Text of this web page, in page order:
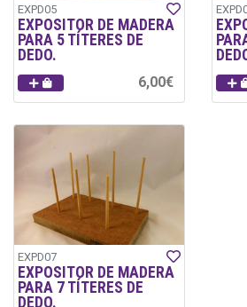
EXPD05
EXPOSITOR DE MADERA
PARA 5 TÍTERES DE
DEDO.
6,00€
EXPD07
EXPOSITOR DE MADERA
PARA 7 TÍTERES DE
DEDO.